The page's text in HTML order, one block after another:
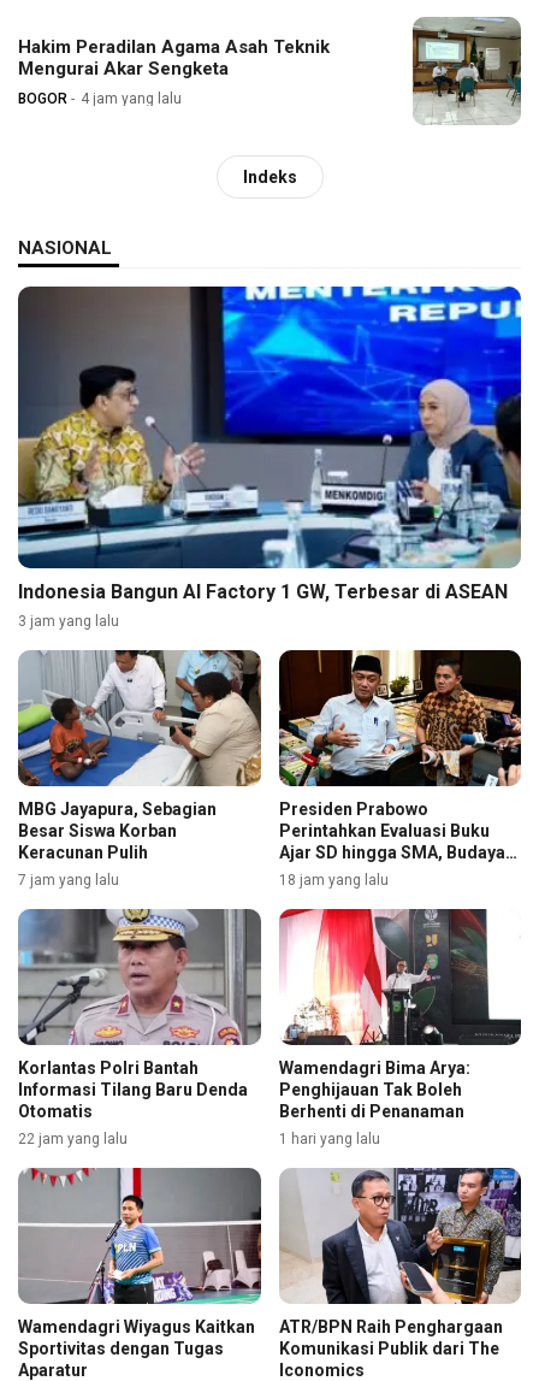
Hakim Peradilan Agama Asah Teknik
Mengurai Akar Sengketa
BOGOR 4 jam yang lalu
Indeks
NASIONAL
Indonesia Bangun AI Factory 1 GW, Terbesar di ASEAN
3 jam yang lalu
MBG Jayapura, Sebagian
Besar Siswa Korban
Keracunan Pulih
7 jam yang lalu
Presiden Prabowo
Perintahkan Evaluasi Buku
Ajar SD hingga SMA, Budaya
Membaca Digenjot
18 jam yang lalu
Korlantas Polri Bantah
Informasi Tilang Baru Denda
Otomatis
22 jam yang lalu
Wamendagri Bima Arya:
Penghijauan Tak Boleh
Berhenti di Penanaman
1 hari yang lalu
Wamendagri Wiyagus Kaitkan
Sportivitas dengan Tugas
Aparatur
ATR/BPN Raih Penghargaan
Komunikasi Publik dari The
Iconomics